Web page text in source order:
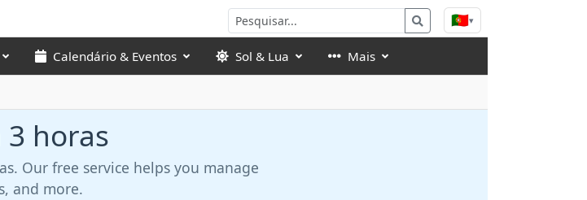
🇵🇹▾
Calendário & Eventos Sol & Lua Mais
horas
Our free service helps you manage
and more.